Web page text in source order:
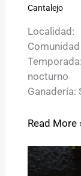
Cantalejo
nocturno
Ganadería:
Read More